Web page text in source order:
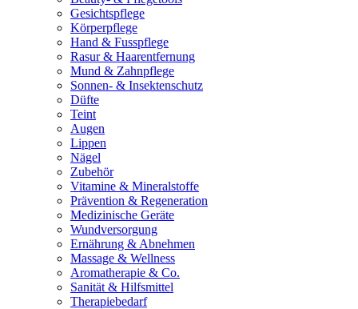
Gesichtspflege
Körperpflege
Hand & Fusspflege
Rasur & Haarentfernung
Mund & Zahnpflege
Sonnen- & Insektenschutz
Düfte
Teint
Augen
Lippen
Nägel
Zubehör
Vitamine & Mineralstoffe
Prävention & Regeneration
Medizinische Geräte
Wundversorgung
Ernährung & Abnehmen
Massage & Wellness
Aromatherapie & Co.
Sanität & Hilfsmittel
Therapiebedarf